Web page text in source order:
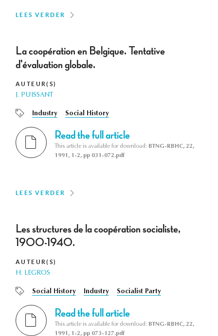
LEES VERDER
La coopération en Belgique. Tentative
d'évaluation globale.
AUTEUR(S)
J. PUISSANT
Industry Social History
Read the full article
This article is available for download: BTNG-RBHC, 22,
1991, 1-2, pp 031-072.pdf
LEES VERDER
Les structures de la coopération socialiste,
1900-1940.
AUTEUR(S)
H. LEGROS
Social History Industry Socialist Party
Read the full article
This article is available for download: BTNG-RBHC, 22,
1991, 1-2, pp 073-127.pdf